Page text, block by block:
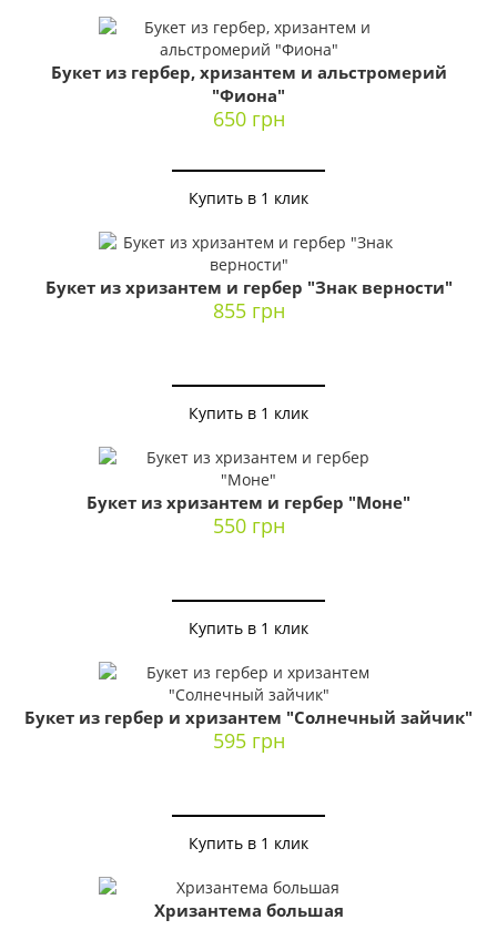
Букет из гербер, хризантем и альстромерий
"Фиона"
650 грн
Купить в 1 клик
Букет из хризантем и гербер "Знак верности"
855 грн
Купить в 1 клик
Букет из хризантем и гербер "Моне"
550 грн
Купить в 1 клик
Букет из гербер и хризантем "Солнечный зайчик"
595 грн
Купить в 1 клик
Хризантема большая